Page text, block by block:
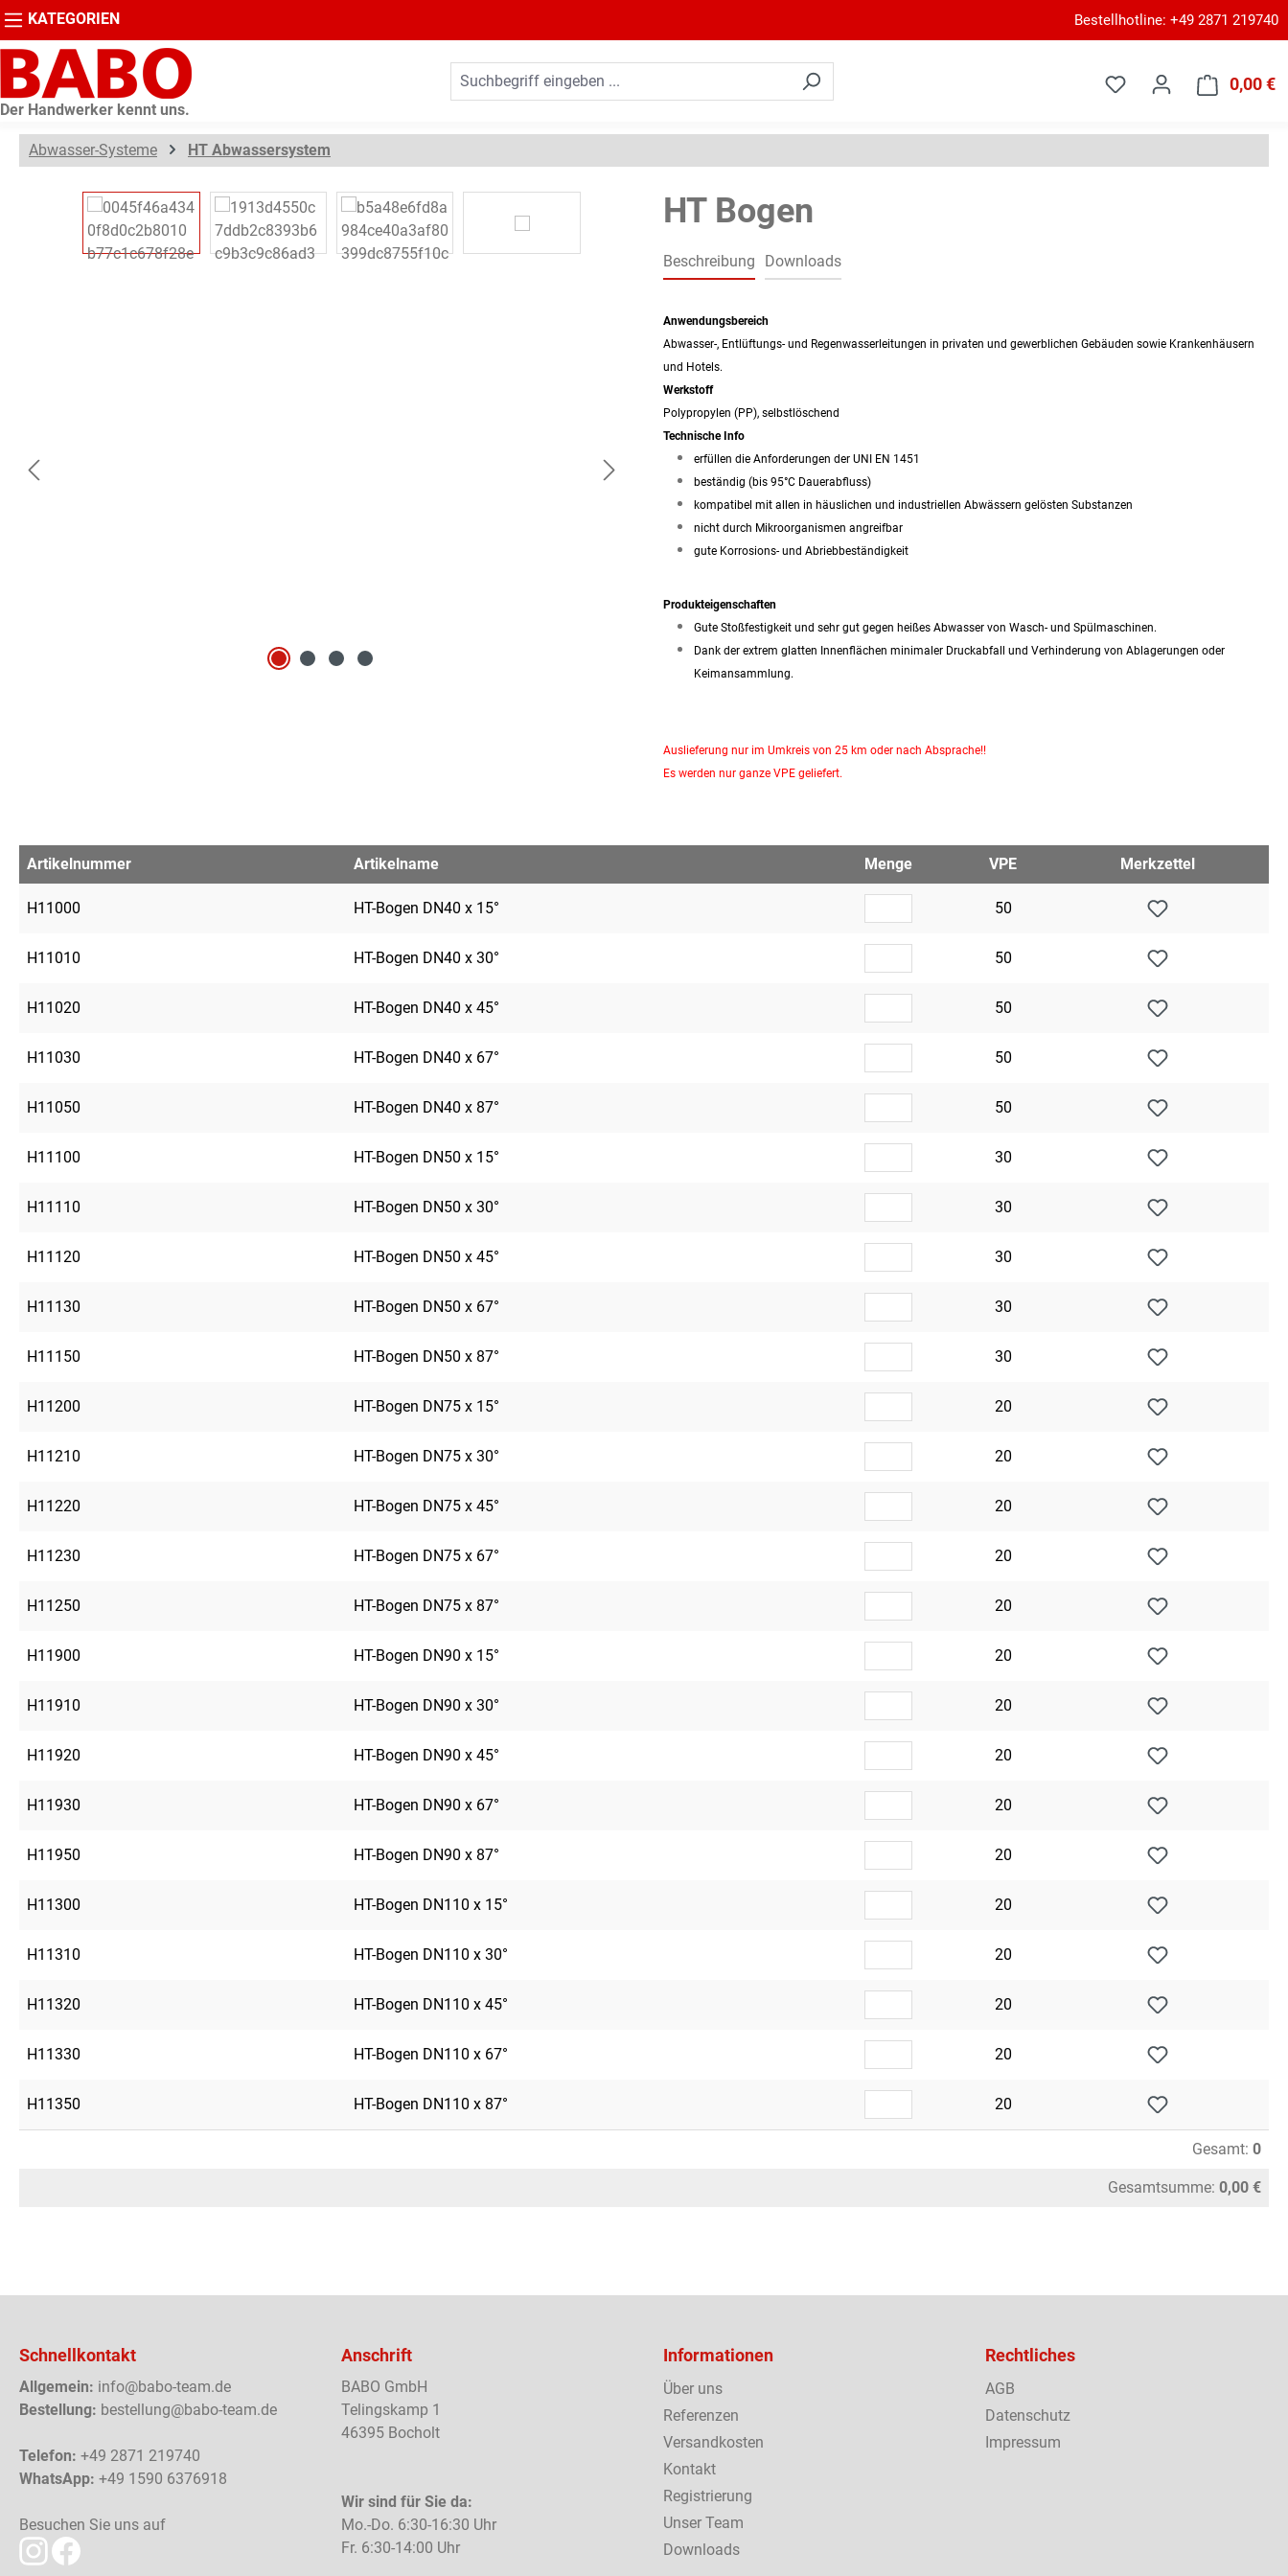
Zur Hauptnavigation springen Bestellhotline: +49 2871 219740
Der Handwerker kennt uns.
0,00 €
KATEGORIEN
Abwasser-Systeme HT Abwassersystem
Bildergalerie überspringen HT Bogen
Beschreibung Downloads
Anwendungsbereich
Abwasser-, Entlüftungs- und Regenwasserleitungen in privaten und gewerblichen Gebäuden sowie Krankenhäusern
und Hotels.
Werkstoff
Polypropylen (PP), selbstlöschend
Technische Info
erfüllen die Anforderungen der UNI EN 1451
beständig (bis 95°C Dauerabfluss)
kompatibel mit allen in häuslichen und industriellen Abwässern gelösten Substanzen
nicht durch Mikroorganismen angreifbar
gute Korrosions- und Abriebbeständigkeit
Produkteigenschaften
Gute Stoßfestigkeit und sehr gut gegen heißes Abwasser von Wasch- und Spülmaschinen.
Dank der extrem glatten Innenflächen minimaler Druckabfall und Verhinderung von Ablagerungen oder
Keimansammlung.
Auslieferung nur im Umkreis von 25 km oder nach Absprache!!
Es werden nur ganze VPE geliefert.
Artikelnummer Artikelname Menge VPE Merkzettel
H11000 HT-Bogen DN40 x 15° 50
H11010 HT-Bogen DN40 x 30° 50
H11020 HT-Bogen DN40 x 45° 50
H11030 HT-Bogen DN40 x 67° 50
H11050 HT-Bogen DN40 x 87° 50
H11100 HT-Bogen DN50 x 15° 30
H11110 HT-Bogen DN50 x 30° 30
H11120 HT-Bogen DN50 x 45° 30
H11130 HT-Bogen DN50 x 67° 30
H11150 HT-Bogen DN50 x 87° 30
H11200 HT-Bogen DN75 x 15° 20
H11210 HT-Bogen DN75 x 30° 20
H11220 HT-Bogen DN75 x 45° 20
H11230 HT-Bogen DN75 x 67° 20
H11250 HT-Bogen DN75 x 87° 20
H11900 HT-Bogen DN90 x 15° 20
H11910 HT-Bogen DN90 x 30° 20
H11920 HT-Bogen DN90 x 45° 20
H11930 HT-Bogen DN90 x 67° 20
H11950 HT-Bogen DN90 x 87° 20
H11300 HT-Bogen DN110 x 15° 20
H11310 HT-Bogen DN110 x 30° 20
H11320 HT-Bogen DN110 x 45° 20
H11330 HT-Bogen DN110 x 67° 20
H11350 HT-Bogen DN110 x 87° 20
Gesamt: 0
Gesamtsumme: 0,00 €
Schnellkontakt
Allgemein: info@babo-team.de
Bestellung: bestellung@babo-team.de
Telefon: +49 2871 219740
WhatsApp: +49 1590 6376918
Besuchen Sie uns auf
Anschrift
BABO GmbH
Telingskamp 1
46395 Bocholt
Wir sind für Sie da:
Mo.-Do. 6:30-16:30 Uhr
Fr. 6:30-14:00 Uhr
Informationen
Über uns
Referenzen
Versandkosten
Kontakt
Registrierung
Unser Team
Downloads
Rechtliches
AGB
Datenschutz
Impressum